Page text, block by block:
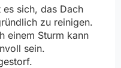
sich, das Dach
zu reinigen.
einem Sturm kann
sein.